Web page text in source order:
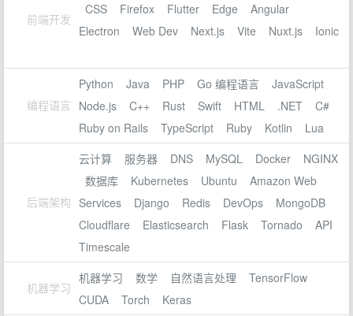
前端开发
CSS
Firefox Flutter Edge
Angular
Electron
Web Dev Next.js Vite Nuxt.js Ionic
编程语言
Python Java PHP Go 编程语言
JavaScript
Node.js
C++ Rust Swift HTML .NET
C#
Ruby on Rails
TypeScript Ruby Kotlin Lua
后端架构
云计算 服务器 DNS MySQL Docker
NGINX
数据库
Kubernetes Ubuntu
Amazon Web
Services
Django Redis DevOps
MongoDB
Cloudflare
Elasticsearch Flask Tornado
API
Timescale
机器学习
机器学习 数学 自然语言处理
TensorFlow
CUDA
Torch Keras